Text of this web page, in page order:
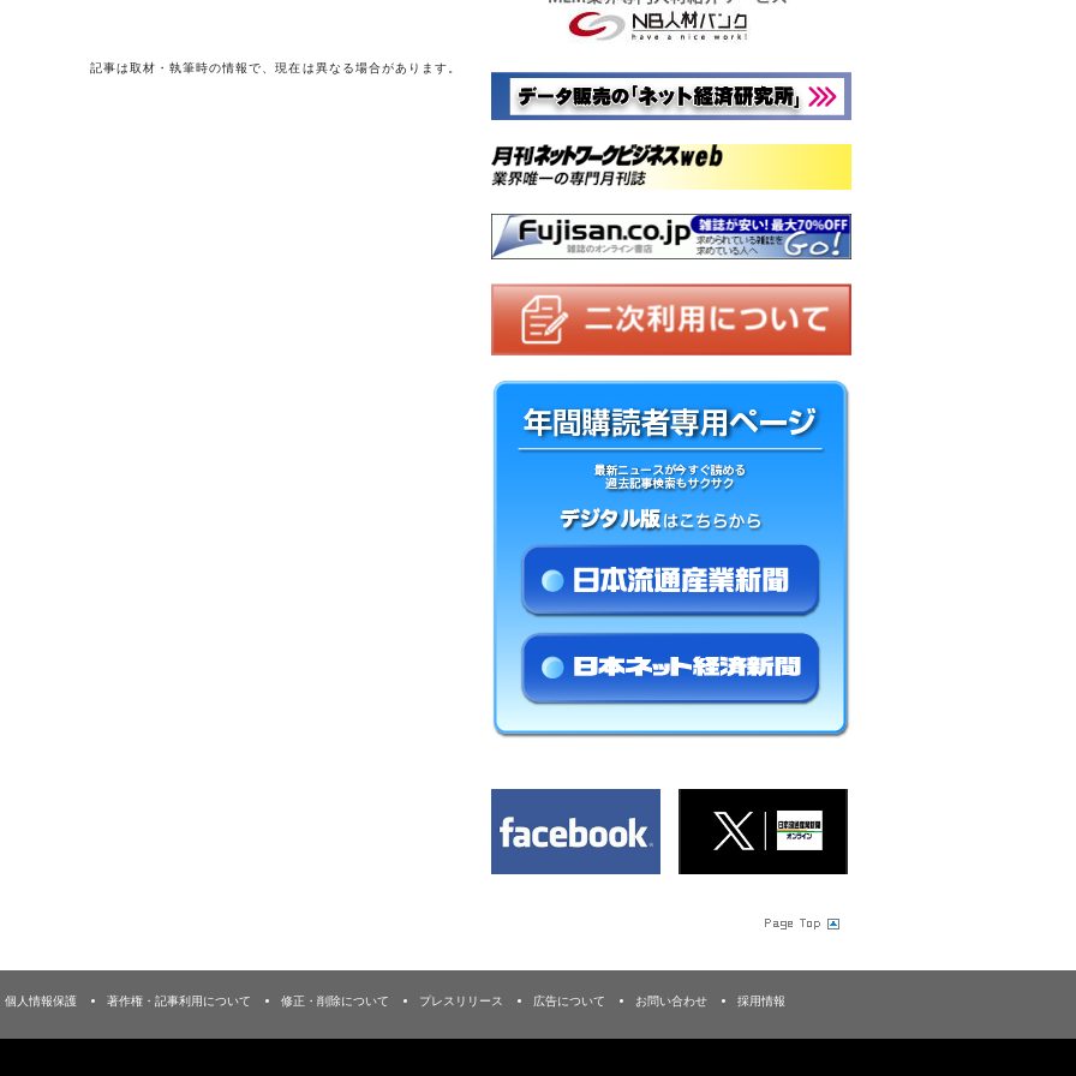
記事は取材・執筆時の情報で、現在は異なる場合があります。
個人情報保護 著作権・記事利用について 修正・削除について プレスリリース 広告について お問い合わせ 採用情報